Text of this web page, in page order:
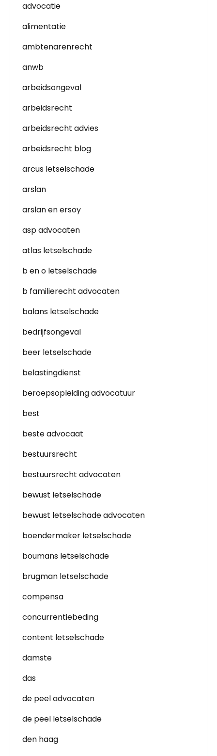
advocatie
alimentatie
ambtenarenrecht
anwb
arbeidsongeval
arbeidsrecht
arbeidsrecht advies
arbeidsrecht blog
arcus letselschade
arslan
arslan en ersoy
asp advocaten
atlas letselschade
b en o letselschade
b familierecht advocaten
balans letselschade
bedrijfsongeval
beer letselschade
belastingdienst
beroepsopleiding advocatuur
best
beste advocaat
bestuursrecht
bestuursrecht advocaten
bewust letselschade
bewust letselschade advocaten
boendermaker letselschade
boumans letselschade
brugman letselschade
compensa
concurrentiebeding
content letselschade
damste
das
de peel advocaten
de peel letselschade
den haag